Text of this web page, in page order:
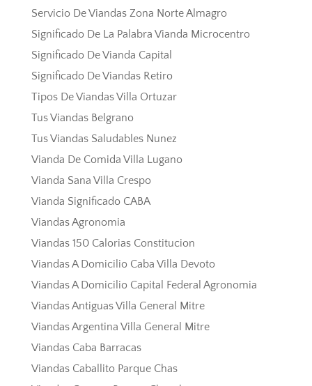
Servicio De Viandas Zona Norte Almagro
Significado De La Palabra Vianda Microcentro
Significado De Vianda Capital
Significado De Viandas Retiro
Tipos De Viandas Villa Ortuzar
Tus Viandas Belgrano
Tus Viandas Saludables Nunez
Vianda De Comida Villa Lugano
Vianda Sana Villa Crespo
Vianda Significado CABA
Viandas Agronomia
Viandas 150 Calorias Constitucion
Viandas A Domicilio Caba Villa Devoto
Viandas A Domicilio Capital Federal Agronomia
Viandas Antiguas Villa General Mitre
Viandas Argentina Villa General Mitre
Viandas Caba Barracas
Viandas Caballito Parque Chas